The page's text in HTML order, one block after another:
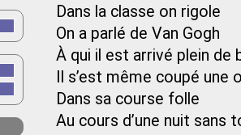
Dans la classe on rigole
On a parlé de Van Gogh
À qui il est arrivé plein de
Il s’est même coupé une
Dans sa course folle
Au cours d’une nuit sans